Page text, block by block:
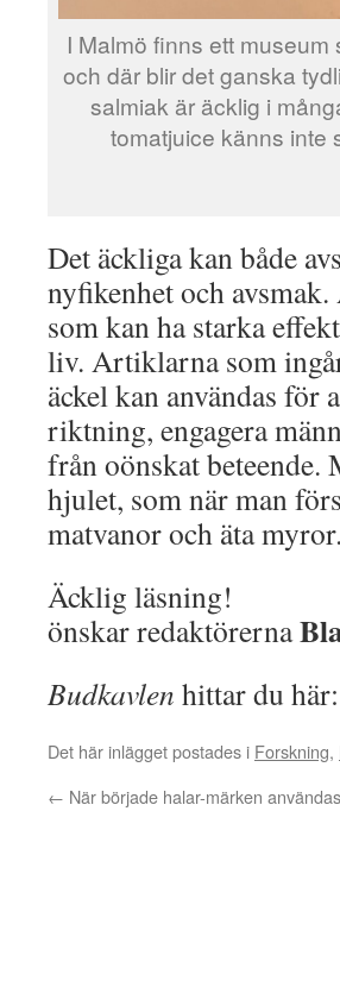
I Malmö finns ett
och där blir det ganska
salmiak är äcklig i
tomatjuice känns inte
Det äckliga kan både
nyfikenhet och
som kan ha starka
liv. Artiklarna som
äckel kan användas
riktning, engagera
från oönskat beteende.
hjulet, som när man
matvanor och äta myror.
Äcklig läsning!
önskar redaktörerna
Budkavlen hittar du här:
Det här inlägget postades i Forskning,
← När började halar-märken